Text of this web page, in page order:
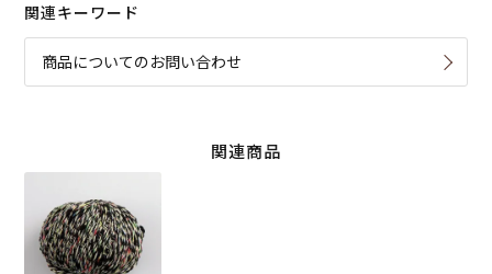
関連キーワード
商品についてのお問い合わせ
関連商品